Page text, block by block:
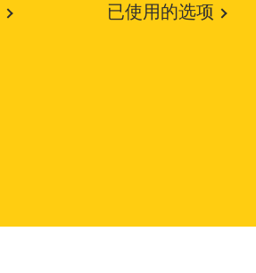
已使用的选项